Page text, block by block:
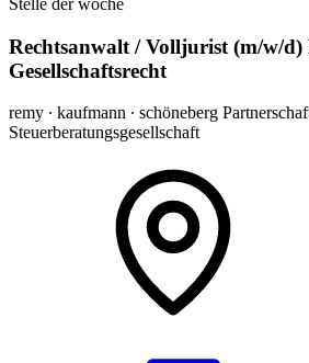
Stelle der woche
Rechtsanwalt / Volljurist (m/w/d)
Gesellschaftsrecht
remy ∙ kaufmann ∙ schöneberg
Steuerberatungsgesellschaft